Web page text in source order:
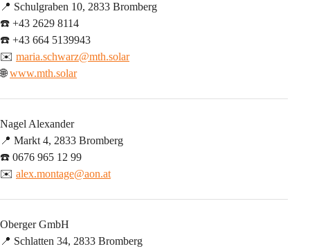
📍 Schulgraben 10, 2833 Bromberg
☎️ +43 2629 8114
☎️ +43 664 5139943
✉️ maria.schwarz@mth.solar
🌐 www.mth.solar
Nagel Alexander
📍 Markt 4, 2833 Bromberg
☎️ 0676 965 12 99
✉️ alex.montage@aon.at
Oberger GmbH
📍 Schlatten 34, 2833 Bromberg